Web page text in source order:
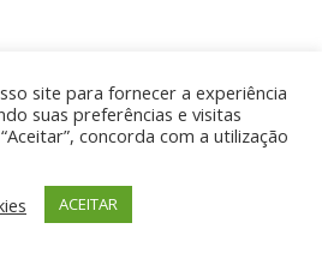
site para fornecer a experiência
suas preferências e visitas
concorda com a utilização
ACEITAR